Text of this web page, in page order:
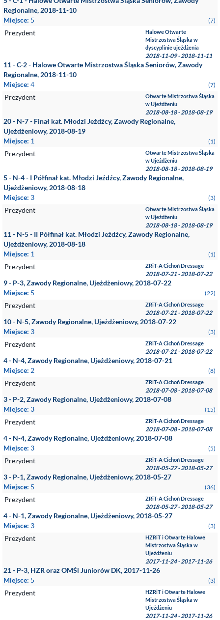
Regionalne, 2018-11-10
Miejsce: 5 (7)
Prezydent
Halowe Otwarte
Mistrzostwa Śląska w
dyscyplinie ujeżdżenia
2018-11-09 - 2018-11-11
11 - C-2 - Halowe Otwarte Mistrzostwa Śląska Seniorów, Zawody
Regionalne, 2018-11-10
Miejsce: 4 (7)
Prezydent
Otwarte Mistrzostwa Śląska
w Ujeżdżeniu
2018-08-18 - 2018-08-19
20 - N-7 - Finał kat. Młodzi Jeźdźcy, Zawody Regionalne,
Ujeżdżeniowy, 2018-08-19
Miejsce: 1 (1)
Prezydent
Otwarte Mistrzostwa Śląska
w Ujeżdżeniu
2018-08-18 - 2018-08-19
5 - N-4 - I Półfinał kat. Młodzi Jeźdźcy, Zawody Regionalne,
Ujeżdżeniowy, 2018-08-18
Miejsce: 3 (3)
Prezydent
Otwarte Mistrzostwa Śląska
w Ujeżdżeniu
2018-08-18 - 2018-08-19
11 - N-5 - II Półfinał kat. Młodzi Jeźdźcy, Zawody Regionalne,
Ujeżdżeniowy, 2018-08-18
Miejsce: 1 (1)
Prezydent ZRiT-A Cichoń Dressage
2018-07-21 - 2018-07-22
9 - P-3, Zawody Regionalne, Ujeżdżeniowy, 2018-07-22
Miejsce: 5 (22)
Prezydent ZRiT-A Cichoń Dressage
2018-07-21 - 2018-07-22
10 - N-5, Zawody Regionalne, Ujeżdżeniowy, 2018-07-22
Miejsce: 3 (3)
Prezydent ZRiT-A Cichoń Dressage
2018-07-21 - 2018-07-22
4 - N-4, Zawody Regionalne, Ujeżdżeniowy, 2018-07-21
Miejsce: 2 (8)
Prezydent ZRiT-A Cichoń Dressage
2018-07-08 - 2018-07-08
3 - P-2, Zawody Regionalne, Ujeżdżeniowy, 2018-07-08
Miejsce: 3 (15)
Prezydent ZRiT-A Cichoń Dressage
2018-07-08 - 2018-07-08
4 - N-4, Zawody Regionalne, Ujeżdżeniowy, 2018-07-08
Miejsce: 3 (5)
Prezydent ZRiT-A Cichoń Dressage
2018-05-27 - 2018-05-27
3 - P-1, Zawody Regionalne, Ujeżdżeniowy, 2018-05-27
Miejsce: 5 (36)
Prezydent ZRiT-A Cichoń Dressage
2018-05-27 - 2018-05-27
4 - N-1, Zawody Regionalne, Ujeżdżeniowy, 2018-05-27
Miejsce: 3 (3)
Prezydent
HZRiT i Otwarte Halowe
Mistrzostwa Śląska w
Ujeżdżeniu
2017-11-24 - 2017-11-26
21 - P-3, HZR oraz OMŚl Juniorów DK, 2017-11-26
Miejsce: 5 (3)
Prezydent
HZRiT i Otwarte Halowe
Mistrzostwa Śląska w
Ujeżdżeniu
2017-11-24 - 2017-11-26